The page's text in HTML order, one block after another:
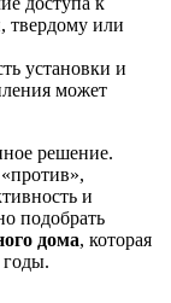
твердому или
установки и
может
решение.
и
подобрать
дома, которая
годы.